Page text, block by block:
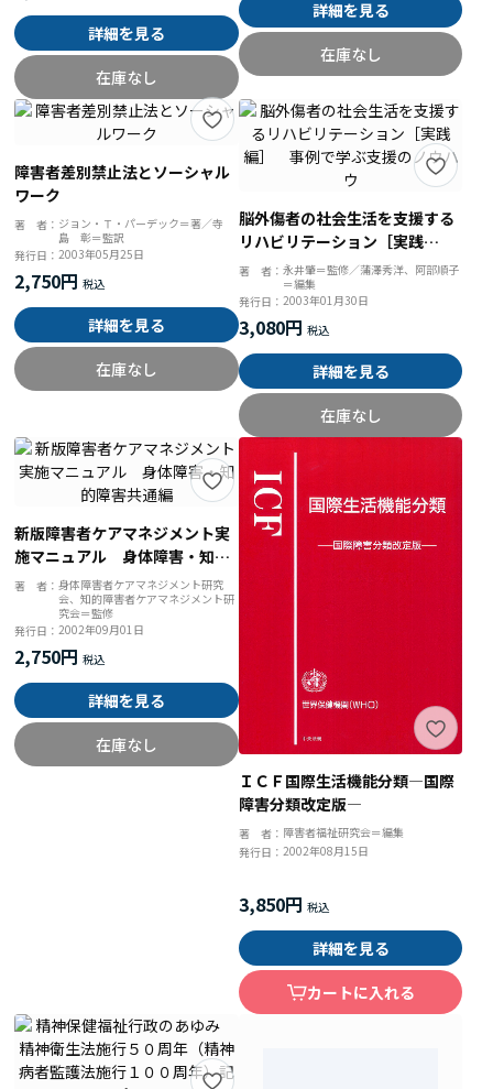
詳細を見る
在庫なし
詳細を見る
在庫なし
障害者差別禁止法とソーシャル
ワーク
著 者： ジョン・Ｔ・パーデック＝著／寺
島 彰＝監訳
発行日：2003年05月25日
2,750円
詳細を見る
在庫なし
脳外傷者の社会生活を支援する
リハビリテーション［実践
編］ 事例で学ぶ支援のノウハ
著 者： 永井肇＝監修／蒲澤秀洋、阿部順子
＝編集
発行日： 2003年01月30日
3,080円
詳細を見る
在庫なし
新版障害者ケアマネジメント実
施マニュアル 身体障害・知的
障害共通編
著 者：身体障害者ケアマネジメント研究
会、知的障害者ケアマネジメント研
究会＝監修
発行日：2002年09月01日
2,750円
詳細を見る
在庫なし
ＩＣＦ国際生活機能分類―国際
障害分類改定版―
著 者： 障害者福祉研究会＝編集
発行日： 2002年08月15日
3,850円
詳細を見る
カートに入れる